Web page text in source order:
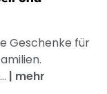
Geschenke für
| mehr